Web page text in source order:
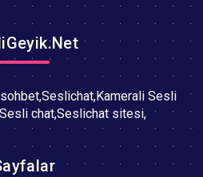
Sesli
chat,Seslichat sitesi,